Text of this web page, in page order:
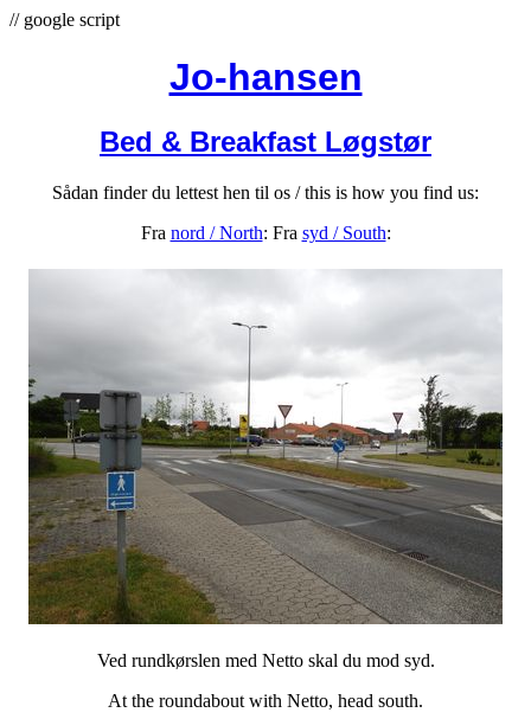
// google script
Jo-hansen
Bed & Breakfast Løgstør
Sådan finder du lettest hen til os /this is how you find us:
Fra nord / North: Fra syd / South:
Ved rundkørslen med Netto skal du mod syd.
At the roundabout with Netto, head south.